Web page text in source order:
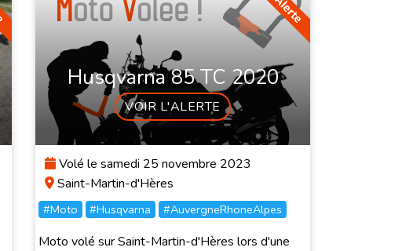
Husqvarna 85 TC 2020
VOIR L'ALERTE
Volé le samedi 25 novembre 2023
Saint-Martin-d'Hères
#Moto #Husqvarna #AuvergneRhoneAlpes
Moto volé sur Saint-Martin-d'Hères lors d'une